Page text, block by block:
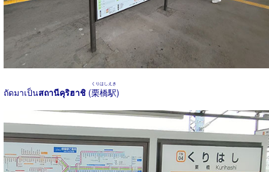
ถัดมาเป็นสถานีคุริฮาชิ (栗橋駅
くりはしえき
)